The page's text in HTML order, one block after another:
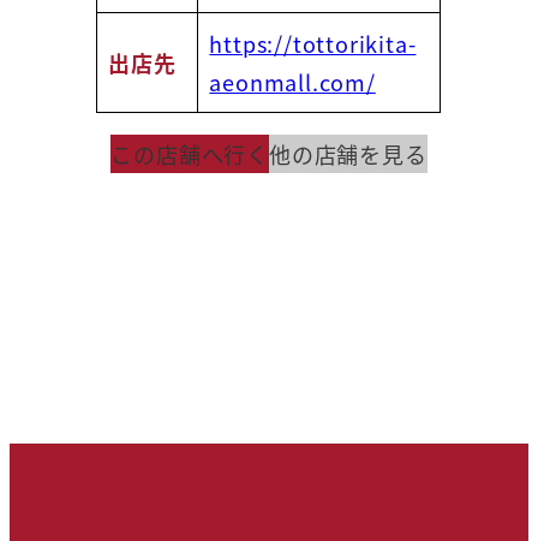
出店先
https://tottorikita-
aeonmall.com/
この店舗へ行く 他の店舗を見る